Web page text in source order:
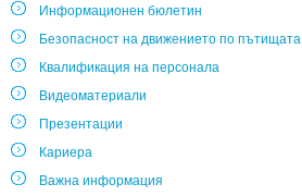
Информационен бюлетин
Безопасност на движението по пътищата
Квалификация на персонала
Видеоматериали
Презентации
Кариера
Важна информация